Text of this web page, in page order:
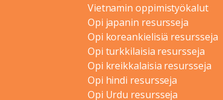
Vietnamin oppimistyökalut
Opi japanin resursseja
Opi koreankielisiä resursseja
Opi turkkilaisia resursseja
Opi kreikkalaisia resursseja
Opi hindi resursseja
Opi Urdu resursseja